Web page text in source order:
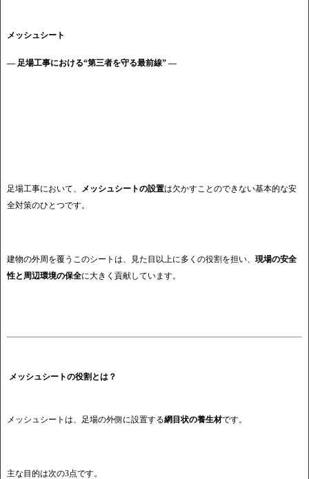
メッシュシート
― 足場工事における“第三者を守る最前線” ―
足場工事において、 メッシュシートの設置は欠かすことのできない基本的な安
全対策のひとつです。
建物の外周を覆うこのシートは、見た目以上に多くの役割を担い、 現場の安全
性と周辺環境の保全に大きく貢献しています。
メッシュシートの役割とは？
メッシュシートは、足場の外側に設置する網目状の養生材です。
主な目的は次の3点です。